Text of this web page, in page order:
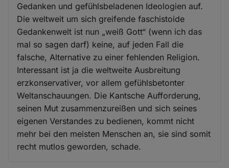
Gedanken und gefühlsbeladenen Ideologien auf.
Die weltweit um sich greifende faschistoide
Gedankenwelt ist nun „weiß Gott“ (wenn ich das
mal so sagen darf) keine, auf jeden Fall die
falsche, Alternative zu einer fehlenden Religion.
Interessant ist ja die weltweite Ausbreitung
erzkonservativer, vor allem gefühlsbetonter
Weltanschauungen. Die Kantsche Aufforderung,
seinen Mut zusammenzureißen und sich seines
eigenen Verstandes zu bedienen, kommt nicht
mehr bei den meisten Menschen an, sie sind somit
recht mutlos geworden, schade.